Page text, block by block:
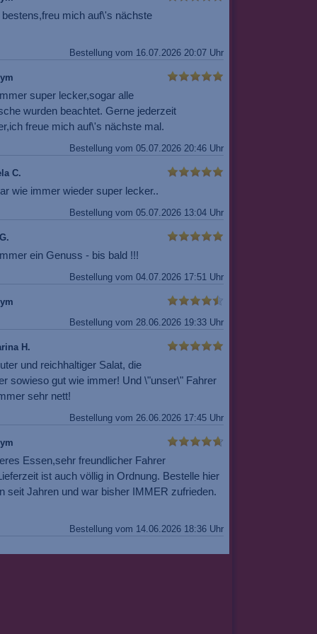
mich auf\'s nächste
Bestellung vom 16.07.2026 20:07 Uhr
super lecker,sogar alle
wurden beachtet. Gerne jederzeit
freue mich auf\'s nächste mal.
Bestellung vom 05.07.2026 20:46 Uhr
C.
wie immer wieder super lecker..
Bestellung vom 05.07.2026 13:04 Uhr
ein Genuss - bis bald !!!
Bestellung vom 04.07.2026 17:51 Uhr
Bestellung vom 28.06.2026 19:33 Uhr
H.
und reichhaltiger Salat, die
sowieso gut wie immer! Und \"unser\" Fahrer
sehr nett!
Bestellung vom 26.06.2026 17:45 Uhr
Essen,sehr freundlicher Fahrer
ist auch völlig in Ordnung. Bestelle hier
seit Jahren und war bisher IMMER zufrieden.
Bestellung vom 14.06.2026 18:36 Uhr